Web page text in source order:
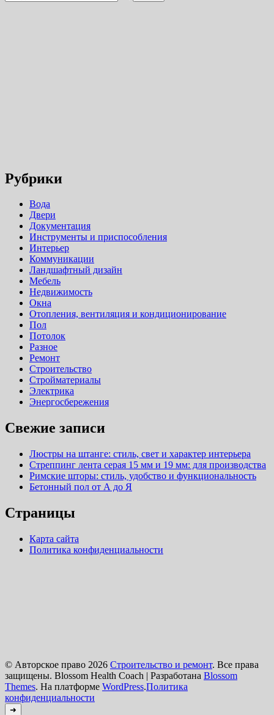
что-
Рубрики
Вода
Двери
Документация
Инструменты и приспособления
Интерьер
Коммуникации
Ландшафтный дизайн
Мебель
Недвижимость
Окна
Отопления, вентиляция и кондиционирование
Пол
Потолок
Разное
Ремонт
Строительство
Стройматериалы
Электрика
Энергосбережения
Свежие записи
Люстры на штанге: стиль, свет и характер интерьера
Стреппинг лента серая 15 мм и 19 мм: для производства
Римские шторы: стиль, удобство и функциональность
Бетонный пол от А до Я
Страницы
Карта сайта
Политика конфиденциальности
© Авторское право 2026 Строительство и ремонт. Все права
защищены. Blossom Health Coach | Разработана Blossom
Themes. На платформе WordPress.Политика
конфиденциальности
➜